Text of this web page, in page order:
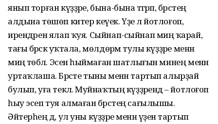
янып торған күҙҙәре, бына-бына тәгәрәп, бәрәстең
алдына төшөп китер кеүек. Үҙе лә йотлоғоп,
ирендәрен ялап ҡуя. Сыйнап-сыйнап миңә ҡарай,
тағы бәрәскә уҡтала, мөлдөрәмә тулы күҙҙәре менән
миңә төбәлә. Эсенә һыймаған шатлығын минең менән
уртаҡлаша. Бәрәсте тыны менән тартып алырҙай
булып, уға текәлә. Муйнаҡтың күҙҙәрендә – йотлоғоп
һыу эсеп туя алмаған бәрәстең сағылышы.
Әйтерһең дә, ул уны күҙҙәре менән үҙенә тартып